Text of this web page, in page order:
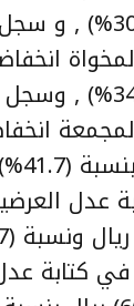
ريال ونسبة
ريال ونسبة
عدل
كتابة